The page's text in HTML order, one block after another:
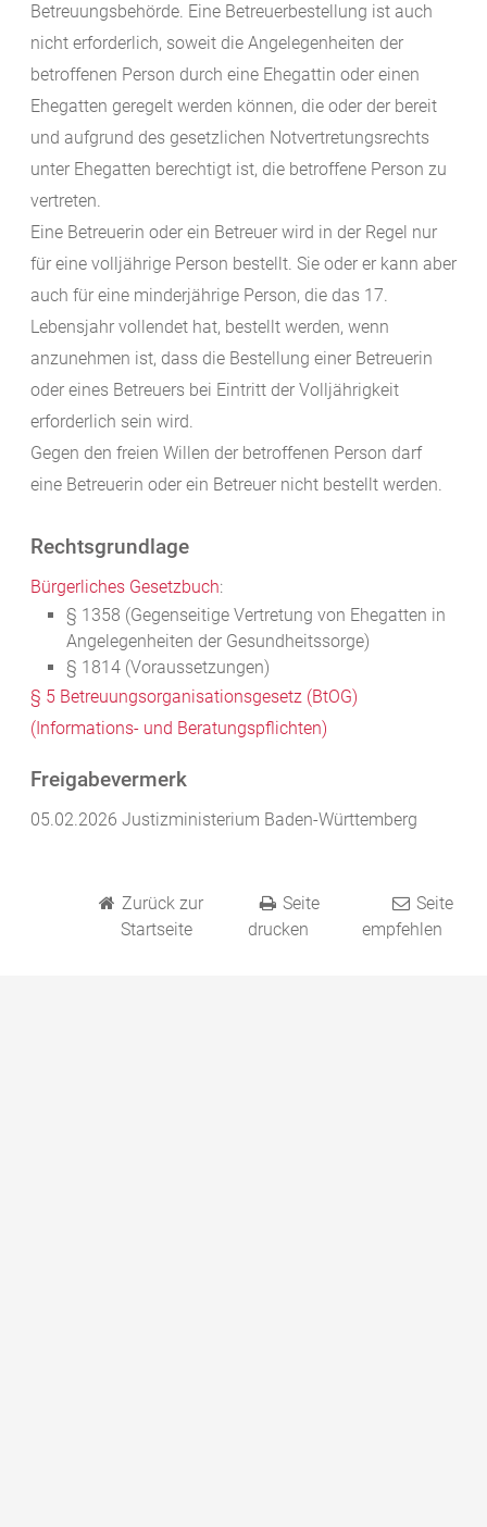
Betreuungsbehörde. Eine Betreuerbestellung ist auch
nicht erforderlich, soweit die Angelegenheiten der
betroffenen Person durch eine Ehegattin oder einen
Ehegatten geregelt werden können, die oder der bereit
und aufgrund des gesetzlichen Notvertretungsrechts
unter Ehegatten berechtigt ist, die betroffene Person zu
vertreten.
Eine Betreuerin oder ein Betreuer wird in der Regel nur
für eine volljährige Person bestellt. Sie oder er kann aber
auch für eine minderjährige Person, die das 17.
Lebensjahr vollendet hat, bestellt werden, wenn
anzunehmen ist, dass die Bestellung einer Betreuerin
oder eines Betreuers bei Eintritt der Volljährigkeit
erforderlich sein wird.
Gegen den freien Willen der betroffenen Person darf
eine Betreuerin oder ein Betreuer nicht bestellt werden.
Rechtsgrundlage
Bürgerliches Gesetzbuch:
§ 1358 (Gegenseitige Vertretung von Ehegatten in
Angelegenheiten der Gesundheitssorge)
§ 1814 (Voraussetzungen)
§ 5 Betreuungsorganisationsgesetz (BtOG)
(Informations- und Beratungspflichten)
Freigabevermerk
05.02.2026 Justizministerium Baden-Württemberg
Zurück zur
Startseite
Seite
drucken
Seite
empfehlen